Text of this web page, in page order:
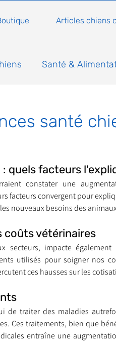
Articles chiens
Santé &
sur les chats
classé
Annonce Appel
Comportement du chat
Ils sont réservés
santé
quels facteurs
constater une
facteurs convergent pour
nouveaux besoins des
coûts vétérinaires
secteurs, impacte également
utilisés pour soigner nos
ces hausses sur les
de traiter des maladies
Ces traitements, bien que
entraîne une